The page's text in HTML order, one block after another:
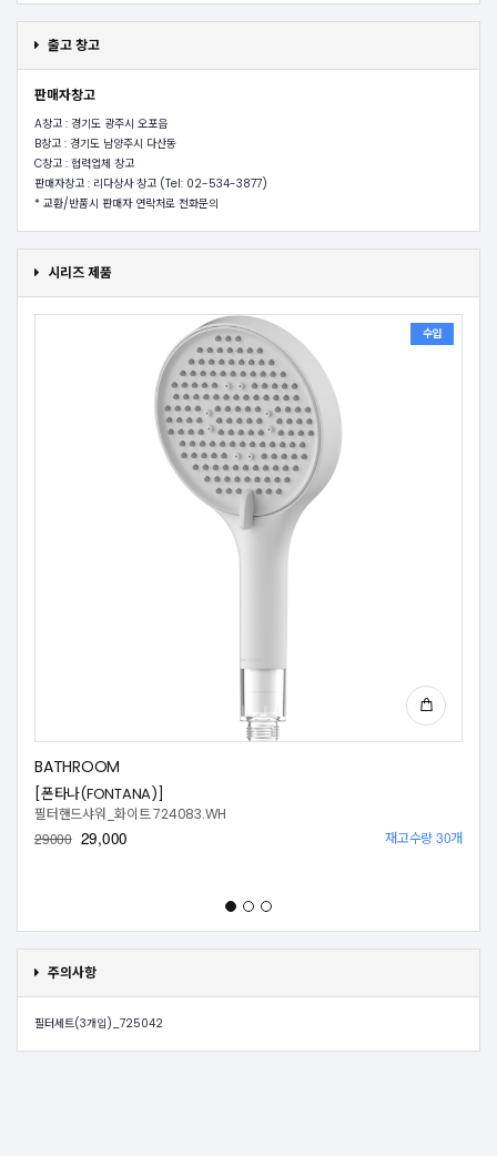
출고 창고
판매자창고
A창고 : 경기도 광주시 오포읍
B창고 : 경기도 남양주시 다산동
C창고 : 협력업체 창고
판매자창고 : 리다상사 창고 (Tel: 02-534-3877)
* 교환/반품시 판매자 연락처로 전화문의
시리즈 제품
수입
BATHROOM
[폰타나(FONTANA)]
필터핸드샤워_화이트 724083.WH
29000 29,000 재고수량 30개
주의사항
필터세트(3개입)_725042